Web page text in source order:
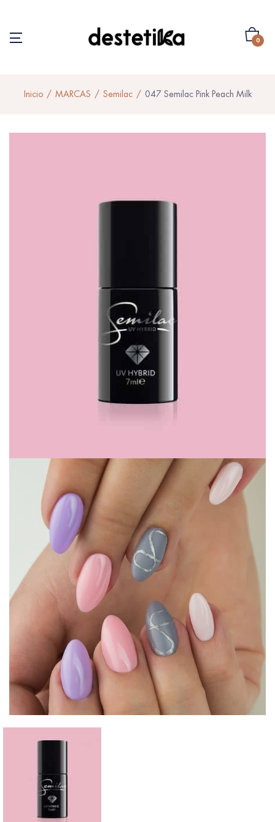
0
Inicio MARCAS Semilac 047 Semilac Pink Peach Milk